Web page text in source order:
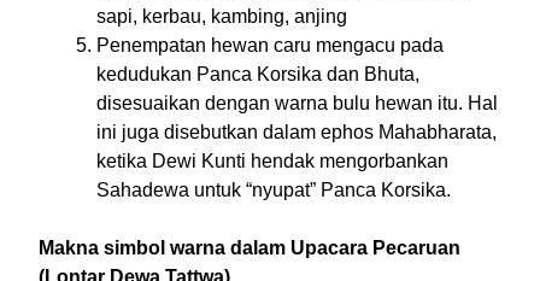
sapi, kerbau, kambing, anjing
Penempatan hewan caru mengacu pada
kedudukan Panca Korsika dan Bhuta,
disesuaikan dengan warna bulu hewan itu. Hal
ini juga disebutkan dalam ephos Mahabharata,
ketika Dewi Kunti hendak mengorbankan
Sahadewa untuk “nyupat” Panca Korsika.
Makna simbol warna dalam Upacara Pecaruan